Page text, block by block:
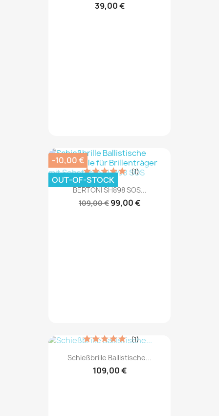
39,00 €
BERTONI SH898 SOS...
109,00 € 99,00 €
(1)
-10,00 €
OUT-OF-STOCK
Schießbrille Ballistische...
109,00 €
(1)